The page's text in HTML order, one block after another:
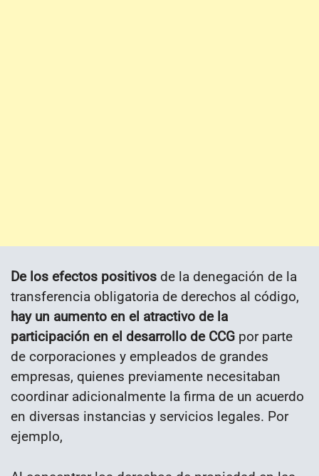
De los efectos positivos de la denegación de la
transferencia obligatoria de derechos al código,
hay un aumento en el atractivo de la
participación en el desarrollo de CCG por parte
de corporaciones y empleados de grandes
empresas, quienes previamente necesitaban
coordinar adicionalmente la firma de un acuerdo
en diversas instancias y servicios legales. Por
ejemplo,